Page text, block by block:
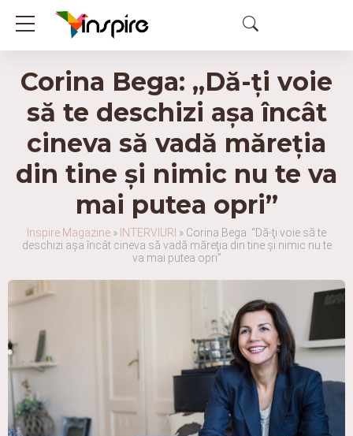
Corina Bega: „Dă-ţi voie
să te deschizi așa încât
cineva să vadă măreţia
din tine şi nimic nu te va
mai putea opri”
Inspire Magazine » INTERVIURI » Corina Bega: “Dă-ţi voie să te
deschizi așa încât cineva să vadă măreţia din tine şi nimic nu te
va mai putea opri”